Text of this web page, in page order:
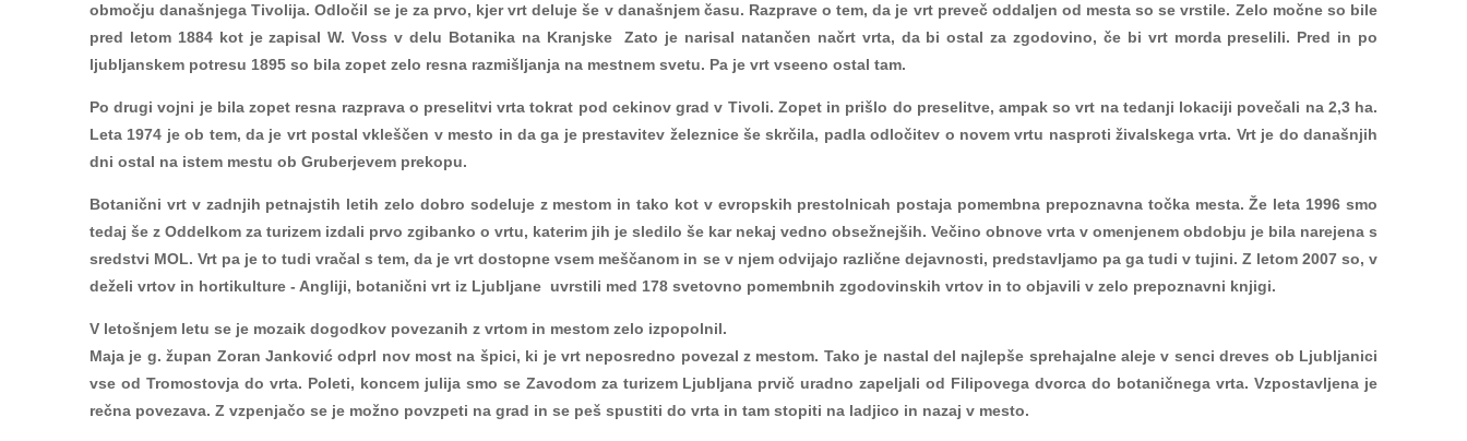
območju današnjega Tivolija. Odločil se je za prvo, kjer vrt deluje še v današnjem času. Razprave o tem, da je vrt preveč oddaljen od mesta so se vrstile. Zelo močne so bile
pred letom 1884 kot je zapisal W. Voss v delu Botanika na Kranjske Zato je narisal natančen načrt vrta, da bi ostal za zgodovino, če bi vrt morda preselili. Pred in po
ljubljanskem potresu 1895 so bila zopet zelo resna razmišljanja na mestnem svetu. Pa je vrt vseeno ostal tam.
Po drugi vojni je bila zopet resna razprava o preselitvi vrta tokrat pod cekinov grad v Tivoli. Zopet in prišlo do preselitve, ampak so vrt na tedanji lokaciji povečali na 2,3 ha.
Leta 1974 je ob tem, da je vrt postal vkleščen v mesto in da ga je prestavitev železnice še skrčila, padla odločitev o novem vrtu nasproti živalskega vrta. Vrt je do današnjih
dni ostal na istem mestu ob Gruberjevem prekopu.
Botanični vrt v zadnjih petnajstih letih zelo dobro sodeluje z mestom in tako kot v evropskih prestolnicah postaja pomembna prepoznavna točka mesta. Že leta 1996 smo
tedaj še z Oddelkom za turizem izdali prvo zgibanko o vrtu, katerim jih je sledilo še kar nekaj vedno obsežnejših. Večino obnove vrta v omenjenem obdobju je bila narejena s
sredstvi MOL. Vrt pa je to tudi vračal s tem, da je vrt dostopne vsem meščanom in se v njem odvijajo različne dejavnosti, predstavljamo pa ga tudi v tujini. Z letom 2007 so, v
deželi vrtov in hortikulture - Angliji, botanični vrt iz Ljubljane uvrstili med 178 svetovno pomembnih zgodovinskih vrtov in to objavili v zelo prepoznavni knjigi.
V letošnjem letu se je mozaik dogodkov povezanih z vrtom in mestom zelo izpopolnil.
Maja je g. župan Zoran Janković odprl nov most na špici, ki je vrt neposredno povezal z mestom. Tako je nastal del najlepše sprehajalne aleje v senci dreves ob Ljubljanici
vse od Tromostovja do vrta. Poleti, koncem julija smo se Zavodom za turizem Ljubljana prvič uradno zapeljali od Filipovega dvorca do botaničnega vrta. Vzpostavljena je
rečna povezava. Z vzpenjačo se je možno povzpeti na grad in se peš spustiti do vrta in tam stopiti na ladjico in nazaj v mesto.